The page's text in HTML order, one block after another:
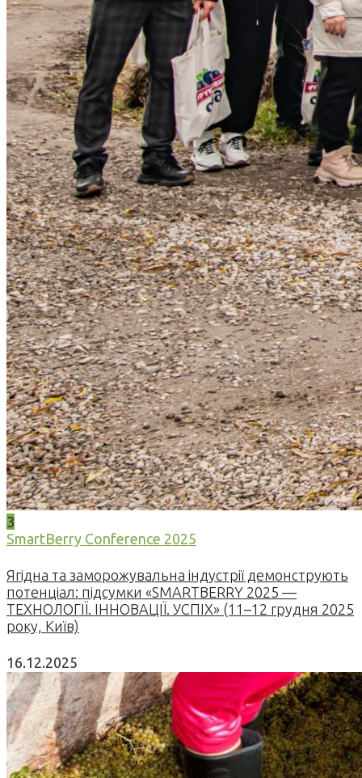
3
SmartBerry Conference 2025
Ягідна та заморожувальна індустрії демонструють
потенціал: підсумки «SMARTBERRY 2025 —
ТЕХНОЛОГІЇ. ІННОВАЦІЇ. УСПІХ» (11–12 грудня 2025
року, Київ)
16.12.2025